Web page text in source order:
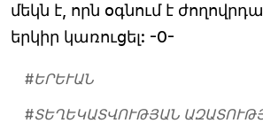
մեկն է, որն օգնում է
երկիր կառուցել: -0-
#ԵՐԵՒԱՆ
#ՏԵՂԵԿԱՏՎՈՒԹՅԱՆ